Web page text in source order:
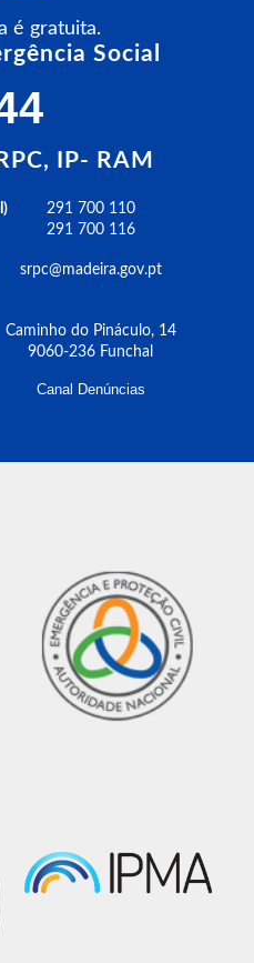
é gratuita.
Social
IP- RAM
291 700 110
291 700 116
srpc@madeira.gov.pt
Caminho do Pináculo, 14
9060-236 Funchal
Canal Denúncias